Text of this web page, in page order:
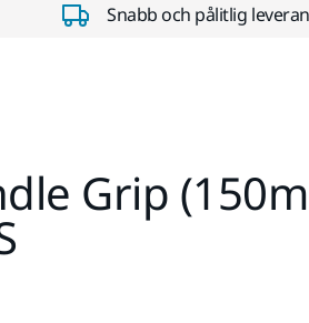
Snabb och pålitlig
Grip